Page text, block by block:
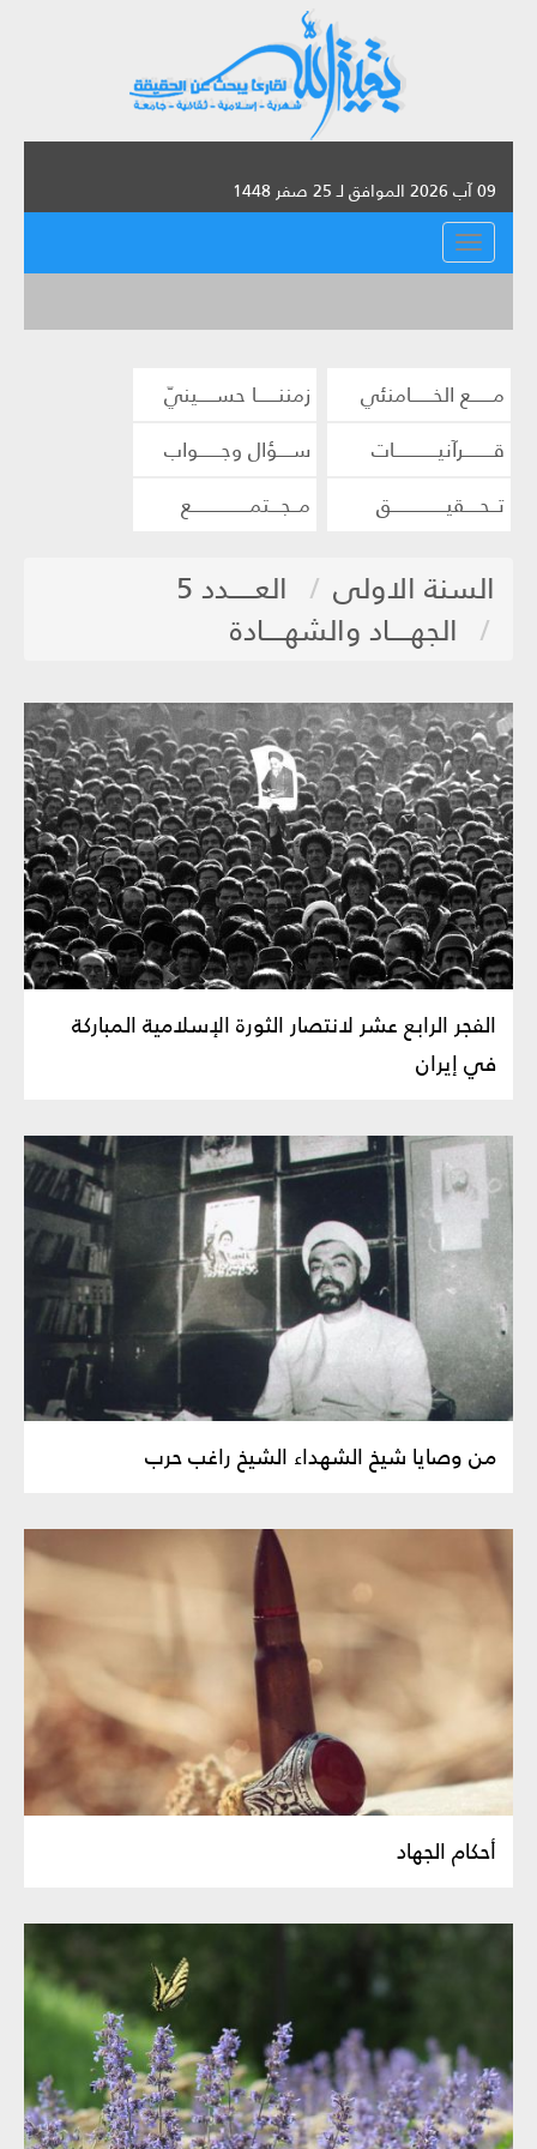
09 آب 2026 الموافق لـ 25 صفر 1448
القائمة
مــــــع الخــــــامنئي
زمننــــــا حســـــينيّ
قــــــــرآنيــــــــــــات
ســــؤال وجــــــواب
تــحــــقيـــــــــــــــق
مــجـــتمــــــــــــــــع
السنة الاولى
العـــــدد 5
الجهــــاد والشهــــادة
الفجر الرابع عشر لانتصار الثورة الإسلامية المباركة
في إيران
من وصايا شيخ الشهداء الشيخ راغب حرب
أحكام الجهاد